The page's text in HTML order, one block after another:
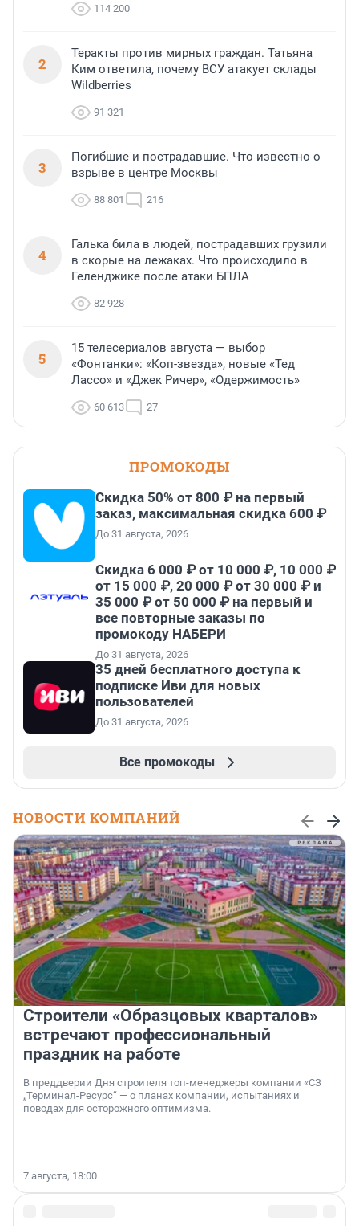
114 200
2
Теракты против мирных граждан. Татьяна
Ким ответила, почему ВСУ атакует склады
Wildberries
91 321
3
Погибшие и пострадавшие. Что известно о
взрыве в центре Москвы
88 801 216
4
Галька била в людей, пострадавших грузили
в скорые на лежаках. Что происходило в
Геленджике после атаки БПЛА
82 928
5
15 телесериалов августа — выбор
«Фонтанки»: «Коп-звезда», новые «Тед
Лассо» и «Джек Ричер», «Одержимость»
60 613 27
ПРОМОКОДЫ
Скидка 50% от 800 ₽ на первый
заказ, максимальная скидка 600 ₽
До 31 августа, 2026
Скидка 6 000 ₽ от 10 000 ₽, 10 000 ₽
от 15 000 ₽, 20 000 ₽ от 30 000 ₽ и
35 000 ₽ от 50 000 ₽ на первый и
все повторные заказы по
промокоду НАБЕРИ
До 31 августа, 2026
35 дней бесплатного доступа к
подписке Иви для новых
пользователей
До 31 августа, 2026
Все промокоды
НОВОСТИ КОМПАНИЙ
Строители «Образцовых кварталов»
встречают профессиональный
праздник на работе
В преддверии Дня строителя топ-менеджеры компании «СЗ
„Терминал-Ресурс“ — о планах компании, испытаниях и
поводах для осторожного оптимизма.
7 августа, 18:00